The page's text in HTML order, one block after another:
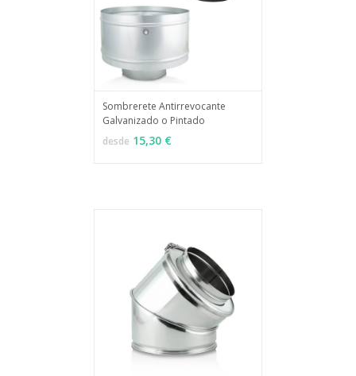
VER OPCIONES
Sombrerete Antirrevocante
Galvanizado o Pintado
desde 15,30 €